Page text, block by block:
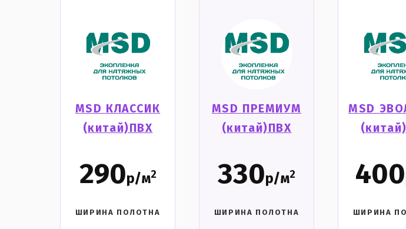
MSD КЛАССИК
(китай)ПВХ
290р/м2
ШИРИНА ПОЛОТНА
MSD ПРЕМИУМ
(китай)ПВХ
330р/м2
ШИРИНА ПОЛОТНА
MSD
400
ШИРИНА